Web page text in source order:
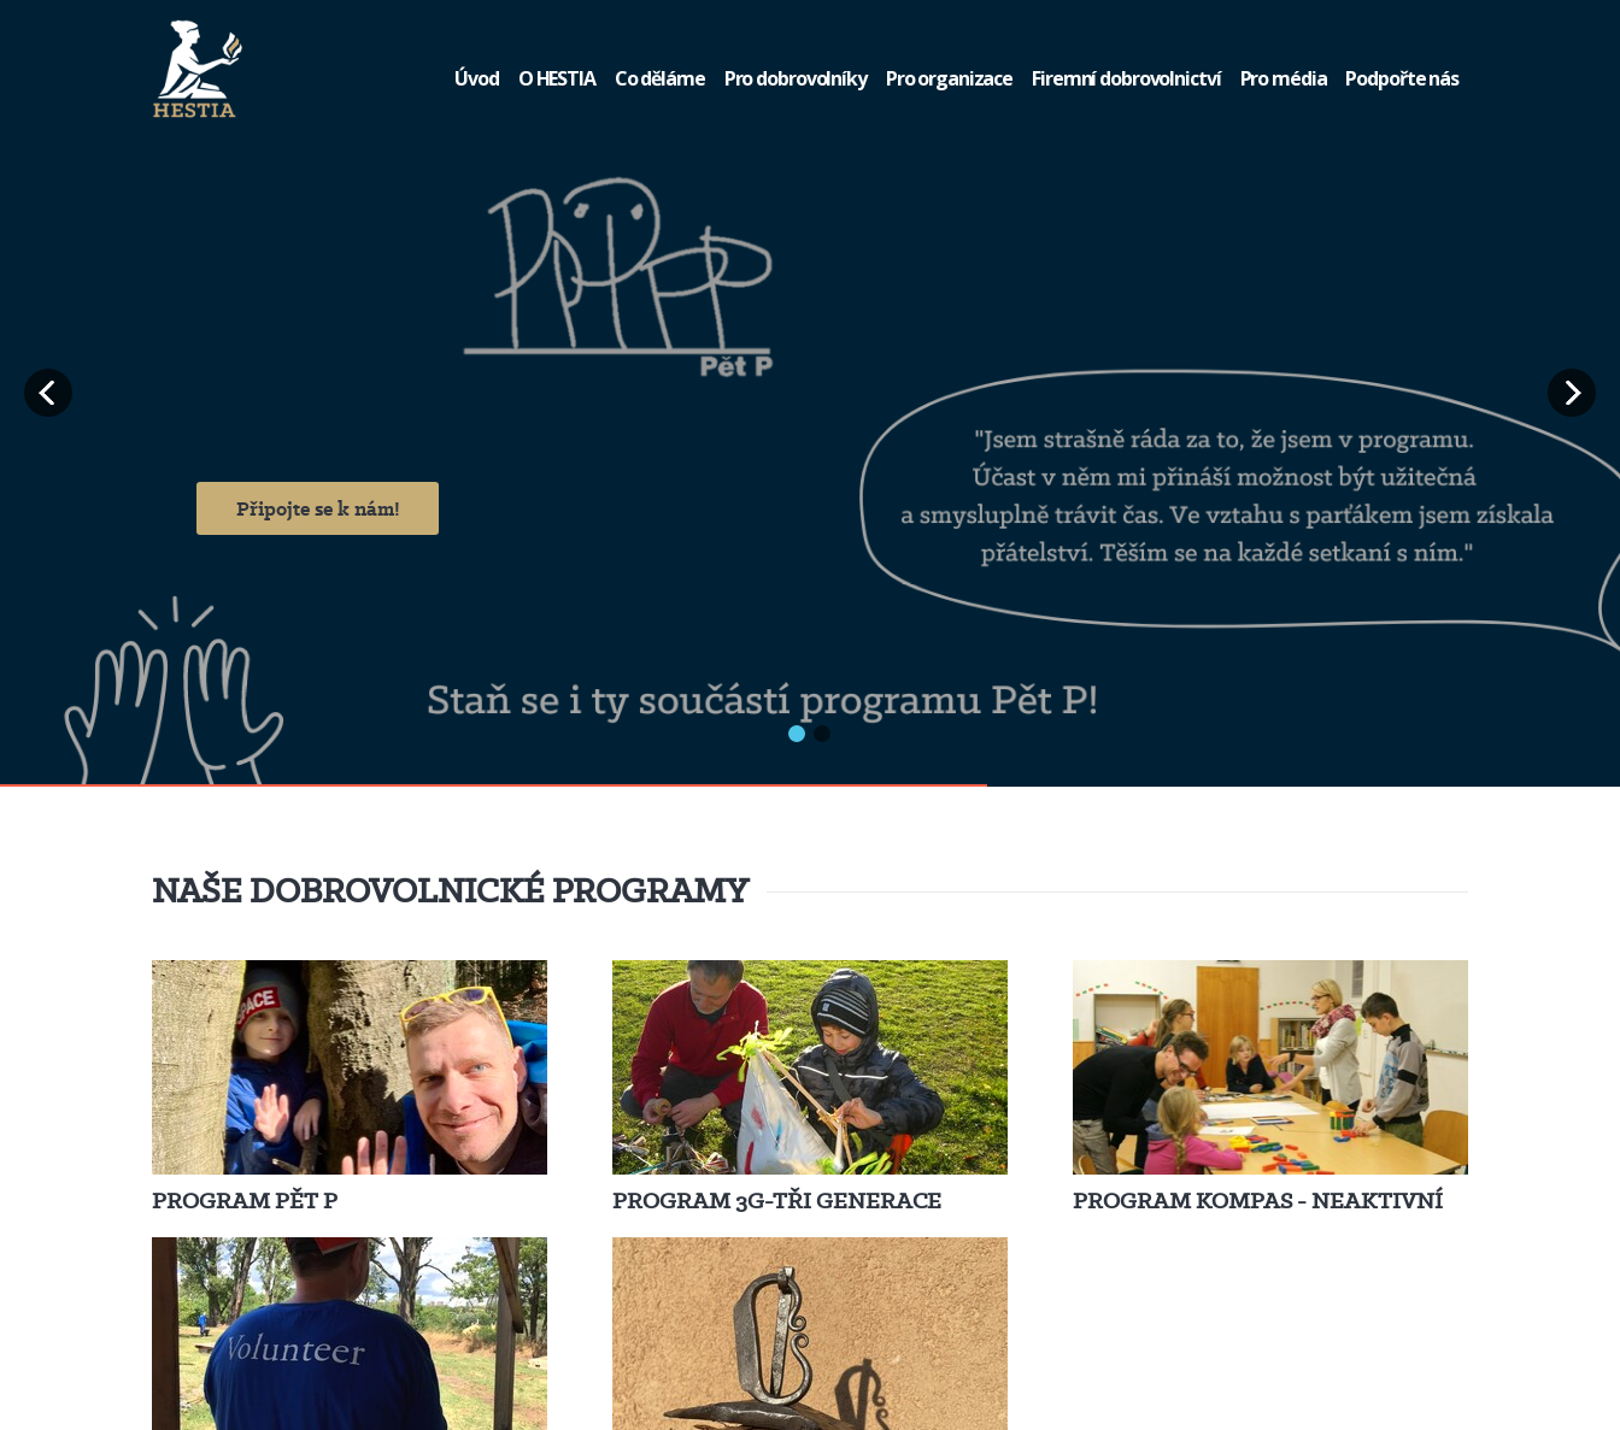
Úvod O HESTIA Co děláme Pro dobrovolníky Pro organizace Firemní dobrovolnictví Pro média Podpořte nás
Připojte se k nám!
NAŠE DOBROVOLNICKÉ PROGRAMY
PROGRAM PĚT P ​ ​ PROGRAM 3G-TŘI GENERACE PROGRAM KOMPAS - NEAKTIVNÍ